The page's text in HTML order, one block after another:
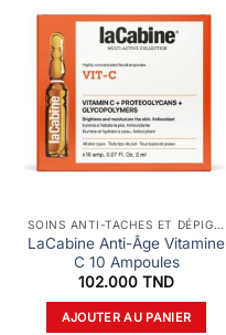
SOINS ANTI-TACHES ET DÉPIGMENTANTS
LaCabine Anti-Âge Vitamine
C 10 Ampoules
102.000 TND
AJOUTER AU PANIER